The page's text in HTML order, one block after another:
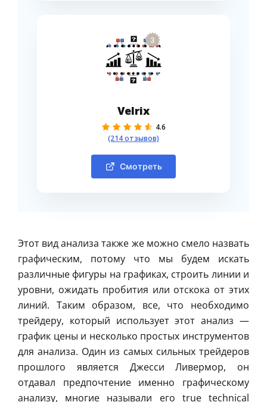
3
Velrix
4.6
(214 отзывов)
Смотреть
Этот вид анализа также же можно смело назвать
графическим, потому что мы будем искать
различные фигуры на графиках, строить линии и
уровни, ожидать пробития или отскока от этих
линий. Таким образом, все, что необходимо
трейдеру, который использует этот анализ —
график цены и несколько простых инструментов
для анализа. Один из самых сильных трейдеров
прошлого является Джесси Ливермор, он
отдавал предпочтение именно графическому
анализу, многие называли его true technical